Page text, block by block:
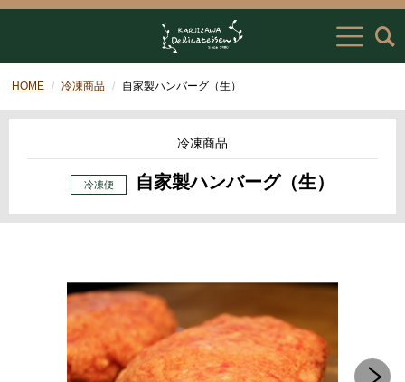
HOME 冷凍商品 自家製ハンバーグ（生）
冷凍商品
自家製ハンバーグ（生）